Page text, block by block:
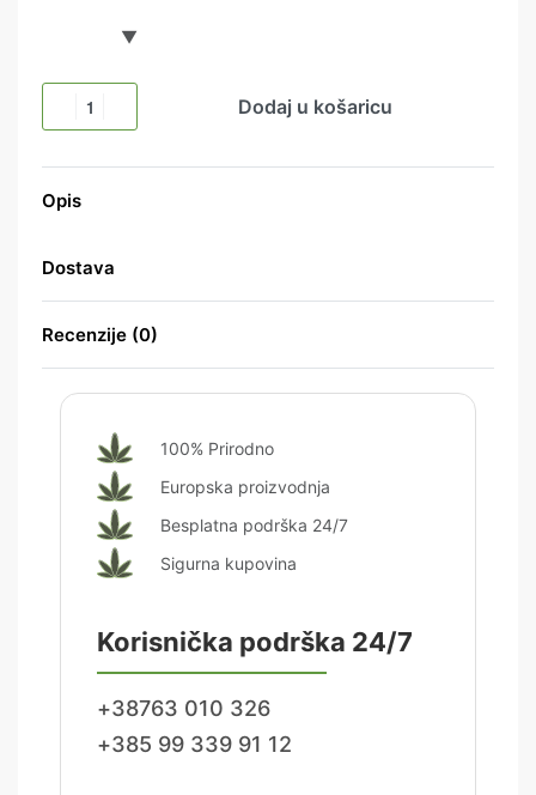
Dodaj u košaricu
Opis
Dostava
Recenzije (0)
100% Prirodno
Europska proizvodnja
Besplatna podrška 24/7
Sigurna kupovina
Korisnička podrška 24/7
+38763 010 326
+385 99 339 91 12